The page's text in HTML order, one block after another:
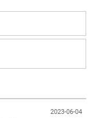
2023-06-04